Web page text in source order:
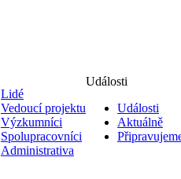
Lidé
Vedoucí projektu
Výzkumníci
Spolupracovníci
Administrativa
Události
Události
Aktuálně